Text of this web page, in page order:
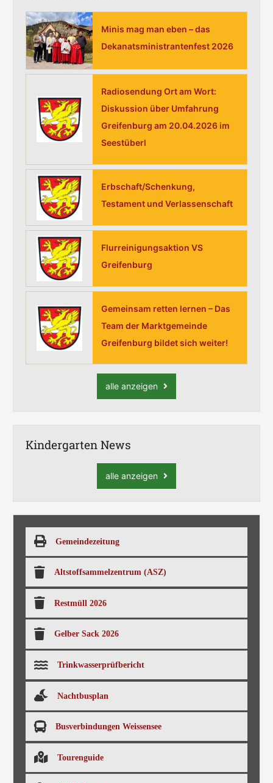
n
n
a
c
Minis mag man eben – das
Dekanatsministrantenfest 2026
Radiosendung Ort am Wort:
Diskussion über Umfahrung
Greifenburg am 20.04.2026 im
Seestüberl
Erbschaft/Schenkung,
Testament und Verlassenschaft
Flurreinigungsaktion VS
Greifenburg
Gemeinsam retten lernen – Das
Team der Marktgemeinde
Greifenburg bildet sich weiter!
alle anzeigen
Kindergarten News
alle anzeigen
Gemeindezeitung
Altstoffsammelzentrum (ASZ)
Restmüll 2026
Gelber Sack 2026
Trinkwasserprüfbericht
Nachtbusplan
Busverbindungen Weissensee
Tourenguide